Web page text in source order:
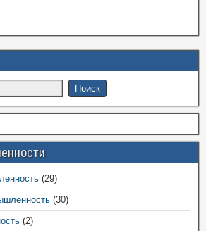
(29)
(30)
(2)